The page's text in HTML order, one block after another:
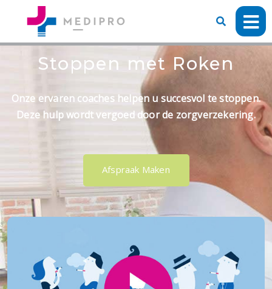
Stoppen met Roken
Onze ervaren coaches helpen u succesvol te stoppen.
Deze hulp wordt vergoed door de zorgverzekering.
Afspraak Maken